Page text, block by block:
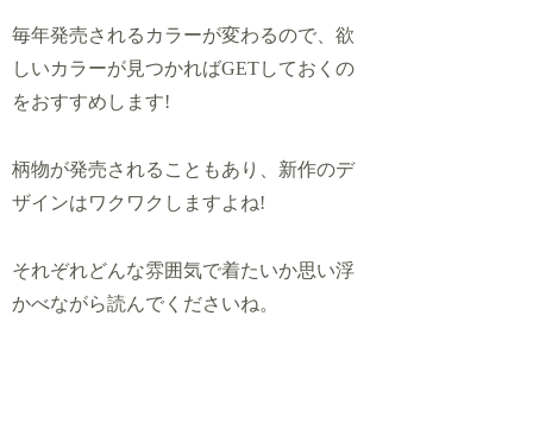
毎年発売されるカラーが変わるので、欲
しいカラーが見つかればGETしておくの
をおすすめします!
柄物が発売されることもあり、新作のデ
ザインはワクワクしますよね!
それぞれどんな雰囲気で着たいか思い浮
かべながら読んでくださいね。